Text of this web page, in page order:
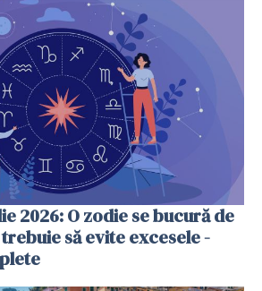
2026: O zodie se bucură de
să evite excesele -